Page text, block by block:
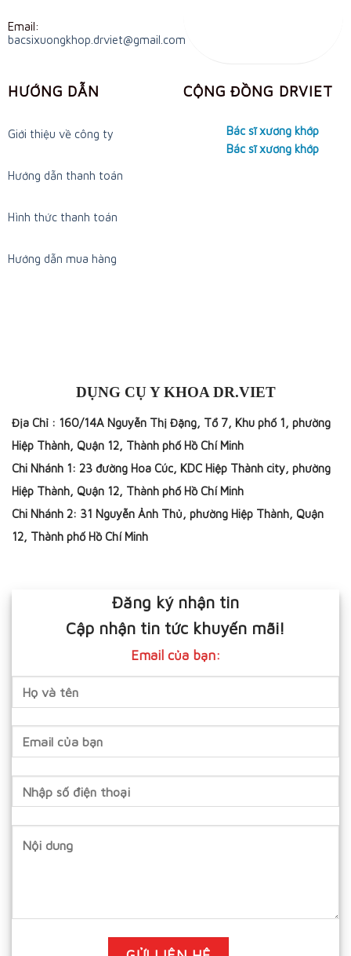
Email:
bacsixuongkhop.drviet@gmail.com
HƯỚNG DẪN
Giới thiệu về công ty
Hướng dẫn thanh toán
Hình thức thanh toán
Hướng dẫn mua hàng
CỘNG ĐỒNG DRVIET
Bác sĩ xương khớp
Bác sĩ xương khớp
DỤNG CỤ Y KHOA DR.VIET
Địa Chỉ : 160/14A Nguyễn Thị Đặng, Tổ 7, Khu phố 1, phường
Hiệp Thành, Quận 12, Thành phố Hồ Chí Minh
Chi Nhánh 1: 23 đường Hoa Cúc, KDC Hiệp Thành city, phường
Hiệp Thành, Quận 12, Thành phố Hồ Chí Minh
Chi Nhánh 2: 31 Nguyễn Ảnh Thủ, phường Hiệp Thành, Quận
12, Thành phố Hồ Chí Minh
Đăng ký nhận tin
Cập nhận tin tức khuyến mãi!
Email của bạn: